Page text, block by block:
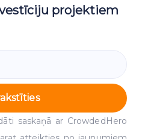
projektiem
saskaņā ar CrowdedHero